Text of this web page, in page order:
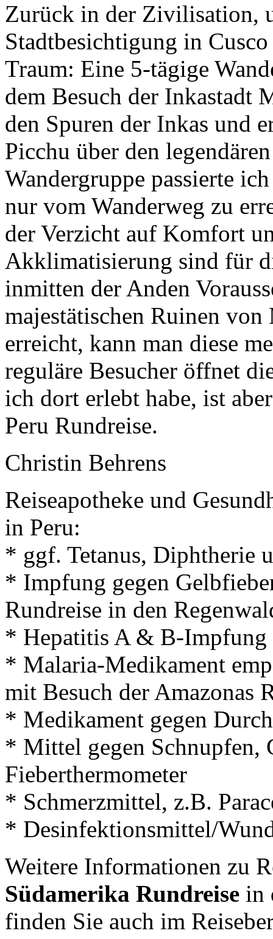
Zurück in der Zivilisation,
Stadtbesichtigung in
Traum: Eine 5-tägige
dem Besuch der Inkastadt
den Spuren der Inkas und
Picchu über den
Wandergruppe passierte
nur vom Wanderweg zu
der Verzicht auf Komfort
Akklimatisierung sind für
inmitten der Anden
majestätischen Ruinen
erreicht, kann man diese
reguläre Besucher öffnet
ich dort erlebt habe, ist
Peru Rundreise.
Christin Behrens
Reiseapotheke und
in Peru:
* ggf. Tetanus, Diphtherie
* Impfung gegen
Rundreise in den
* Hepatitis A & B-Impfung
* Malaria-Medikament
mit Besuch der Amazonas
* Medikament gegen
* Mittel gegen Schnupfen,
Fieberthermometer
* Schmerzmittel, z.B.
* Desinfektionsmittel/
Weitere Informationen zu
Südamerika Rundreise in
finden Sie auch im